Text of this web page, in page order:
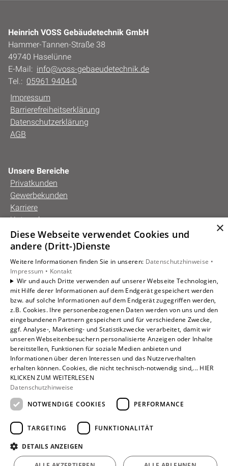
Heinrich VOSS Gebäudetechnik GmbH
Hammer-Tannen-Straße 38
49740 Haselünne
E-Mail: info@voss-gebaeudetechnik.de
Tel.: 05961 9404-0
Impressum
Barrierefreiheitserklärung
Datenschutzerklärung
AGB
Unsere Bereiche
Privatkunden
Gewerbekunden
Karriere
Unternehmen
Kontakt
×
Diese Webseite verwendet Cookies und
andere (Dritt-)Dienste
Weitere Informationen finden Sie in unseren: Datenschutzhinweise •
Impressum • Kontakt
Wir und auch Dritte verwenden auf unserer Webseite Technologien,
mit Hilfe derer Informationen auf dem Endgerät gespeichert werden
bzw. auf solche Informationen auf dem Endgerät zugegriffen werden,
z.B. Cookies. Ihre personenbezogenen Daten werden von uns und den
eingebundenen Partnern gespeichert und für verschiedene Zwecke,
ggf. Analyse-, Marketing- und Statistikzwecke verarbeitet, damit wir
unseren Webseitenbesuchern personalisierte Anzeigen oder Inhalte
bereitstellen, Funktionen für soziale Medien anbieten und
Informationen über deren Interessen und das Nutzerverhalten
erhalten können. Cookies, die nicht technisch-notwendig sind,... HIER
KLICKEN ZUM WEITERLESEN
Datenschutzhinweise
NOTWENDIGE COOKIES
PERFORMANCE
TARGETING FUNKTIONALITÄT
DETAILS ANZEIGEN